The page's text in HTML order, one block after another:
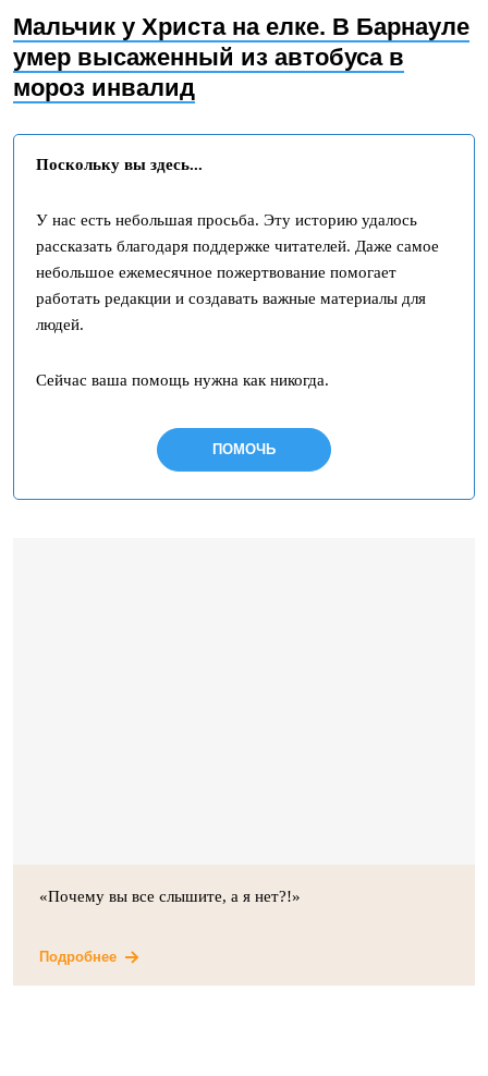
Мальчик у Христа на елке. В Барнауле
умер высаженный из автобуса в
мороз инвалид
Поскольку вы здесь...
У нас есть небольшая просьба. Эту историю удалось
рассказать благодаря поддержке читателей. Даже самое
небольшое ежемесячное пожертвование помогает
работать редакции и создавать важные материалы для
людей.
Сейчас ваша помощь нужна как никогда.
ПОМОЧЬ
«Почему вы все слышите, а я нет?!»
Подробнее